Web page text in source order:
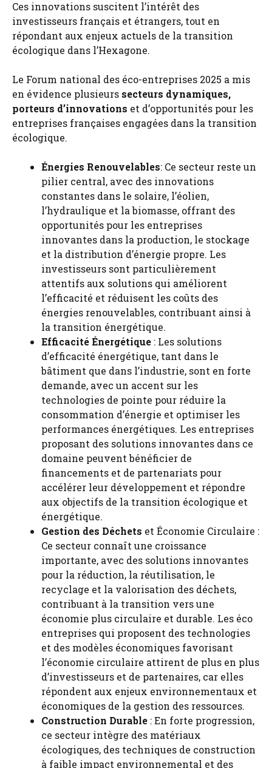
Ces innovations suscitent l’intérêt des
investisseurs français et étrangers, tout en
répondant aux enjeux actuels de la transition
écologique dans l’Hexagone.
Le Forum national des éco-entreprises 2025 a mis
en évidence plusieurs secteurs dynamiques,
porteurs d’innovations et d’opportunités pour les
entreprises françaises engagées dans la transition
écologique.
Énergies Renouvelables: Ce secteur reste un
pilier central, avec des innovations
constantes dans le solaire, l’éolien,
l’hydraulique et la biomasse, offrant des
opportunités pour les entreprises
innovantes dans la production, le stockage
et la distribution d’énergie propre. Les
investisseurs sont particulièrement
attentifs aux solutions qui améliorent
l’efficacité et réduisent les coûts des
énergies renouvelables, contribuant ainsi à
la transition énergétique.
Efficacité Énergétique : Les solutions
d’efficacité énergétique, tant dans le
bâtiment que dans l’industrie, sont en forte
demande, avec un accent sur les
technologies de pointe pour réduire la
consommation d’énergie et optimiser les
performances énergétiques. Les entreprises
proposant des solutions innovantes dans ce
domaine peuvent bénéficier de
financements et de partenariats pour
accélérer leur développement et répondre
aux objectifs de la transition écologique et
énergétique.
Gestion des Déchets et Économie Circulaire :
Ce secteur connaît une croissance
importante, avec des solutions innovantes
pour la réduction, la réutilisation, le
recyclage et la valorisation des déchets,
contribuant à la transition vers une
économie plus circulaire et durable. Les éco
entreprises qui proposent des technologies
et des modèles économiques favorisant
l’économie circulaire attirent de plus en plus
d’investisseurs et de partenaires, car elles
répondent aux enjeux environnementaux et
économiques de la gestion des ressources.
Construction Durable : En forte progression,
ce secteur intègre des matériaux
écologiques, des techniques de construction
à faible impact environnemental et des